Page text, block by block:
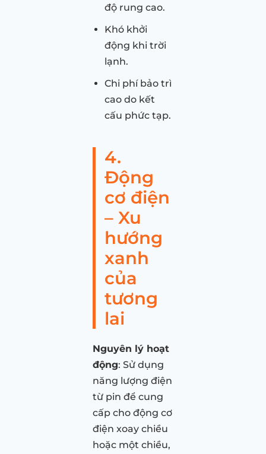
độ rung cao.
Khó khởi
động khi trời
lạnh.
Chi phí bảo trì
cao do kết
cấu phức tạp.
4.
Động
cơ điện
– Xu
hướng
xanh
của
tương
lai
Nguyên lý hoạt
động: Sử dụng
năng lượng điện
từ pin để cung
cấp cho động cơ
điện xoay chiều
hoặc một chiều,